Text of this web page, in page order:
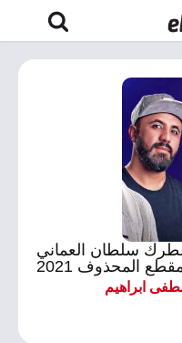
سلطان العماني
المحذوف 2021
ابراهيم